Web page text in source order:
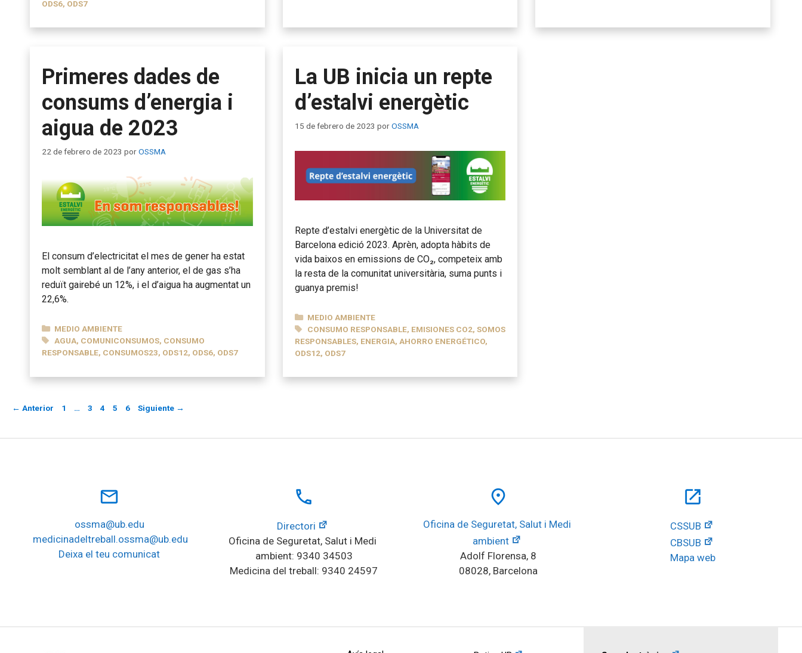
ODS6, ODS7
Primeres dades de
consums d’energia i
aigua de 2023
22 de febrero de 2023 porOSSMA
El consum d’electricitat el mes de gener ha estat
molt semblant al de l’any anterior, el de gas s’ha
reduït gairebé un 12%, i el d’aigua ha augmentat un
22,6%.
CATEGORÍAS
MEDIO AMBIENTE
ETIQUETAS
AGUA, COMUNICONSUMOS, CONSUMO
RESPONSABLE, CONSUMOS23, ODS12, ODS6, ODS7
La UB inicia un repte
d’estalvi energètic
15 de febrero de 2023 porOSSMA
Repte d’estalvi energètic de la Universitat de
Barcelona edició 2023. Aprèn, adopta hàbits de
vida baixos en emissions de CO₂, competeix amb
la resta de la comunitat universitària, suma punts i
guanya premis!
CATEGORÍAS
MEDIO AMBIENTE
ETIQUETAS
CONSUMO RESPONSABLE, EMISIONES CO2, SOMOS
RESPONSABLES, ENERGIA, AHORRO ENERGÉTICO,
ODS12, ODS7
← Anterior Página
1 … Página
3 Página
4 Página
5 Página
6 Siguiente →
mail_outline
ossma@ub.edu
medicinadeltreball.ossma@ub.edu
Deixa el teu comunicat
local_phone
Directori
Oficina de Seguretat, Salut i Medi
ambient: 9340 34503
Medicina del treball: 9340 24597
place
Oficina de Seguretat, Salut i Medi
ambient
Adolf Florensa, 8
08028, Barcelona
open_in_new
CSSUB
CBSUB
Mapa web